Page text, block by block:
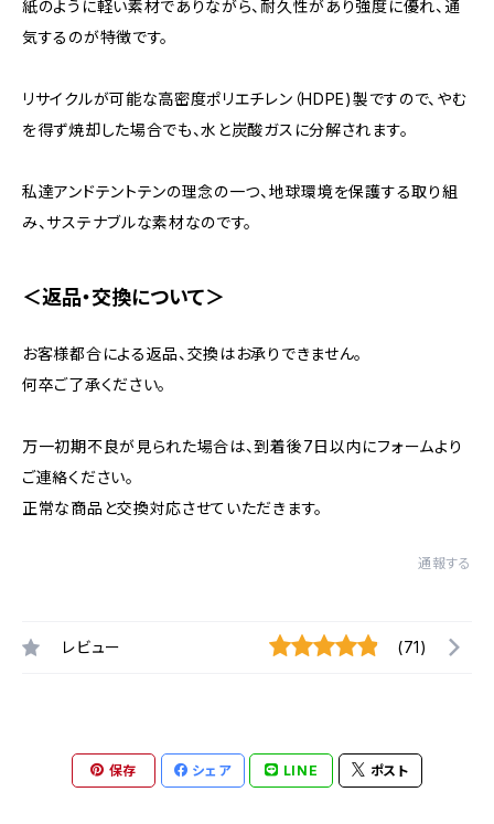
紙のように軽い素材でありながら、耐久性があり強度に優れ、通
気するのが特徴です。
リサイクルが可能な高密度ポリエチレン（HDPE)製ですので、やむ
を得ず焼却した場合でも、水と炭酸ガスに分解されます。
私達アンドテントテンの理念の一つ、地球環境を保護する取り組
み、サステナブルな素材なのです。
＜返品・交換について＞
お客様都合による返品、交換はお承りできません。
何卒ご了承ください。
万一初期不良が見られた場合は、到着後7日以内にフォームより
ご連絡ください。
正常な商品と交換対応させていただきます。
通報する
レビュー (71)
保存 シェア LINE ポスト